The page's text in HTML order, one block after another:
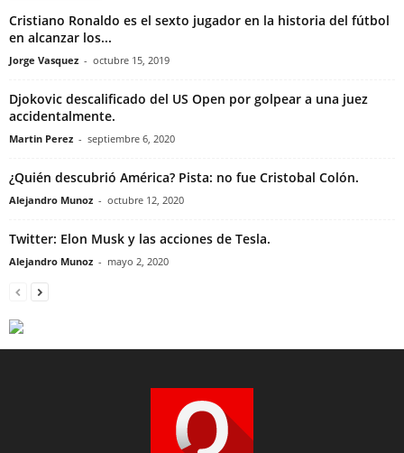
Cristiano Ronaldo es el sexto jugador en la historia del fútbol
en alcanzar los...
Jorge Vasquez - octubre 15, 2019
Djokovic descalificado del US Open por golpear a una juez
accidentalmente.
Martin Perez - septiembre 6, 2020
¿Quién descubrió América? Pista: no fue Cristobal Colón.
Alejandro Munoz - octubre 12, 2020
Twitter: Elon Musk y las acciones de Tesla.
Alejandro Munoz - mayo 2, 2020